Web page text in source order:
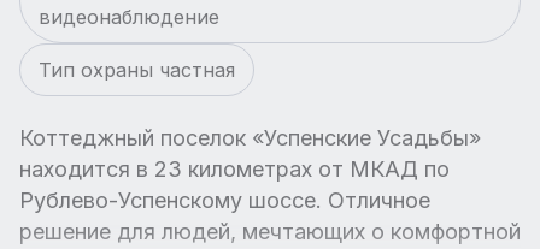
видеонаблюдение
Тип охраны частная
Коттеджный поселок «Успенские Усадьбы»
находится в 23 километрах от МКАД по
Рублево-Успенскому шоссе. Отличное
решение для людей, мечтающих о комфортной